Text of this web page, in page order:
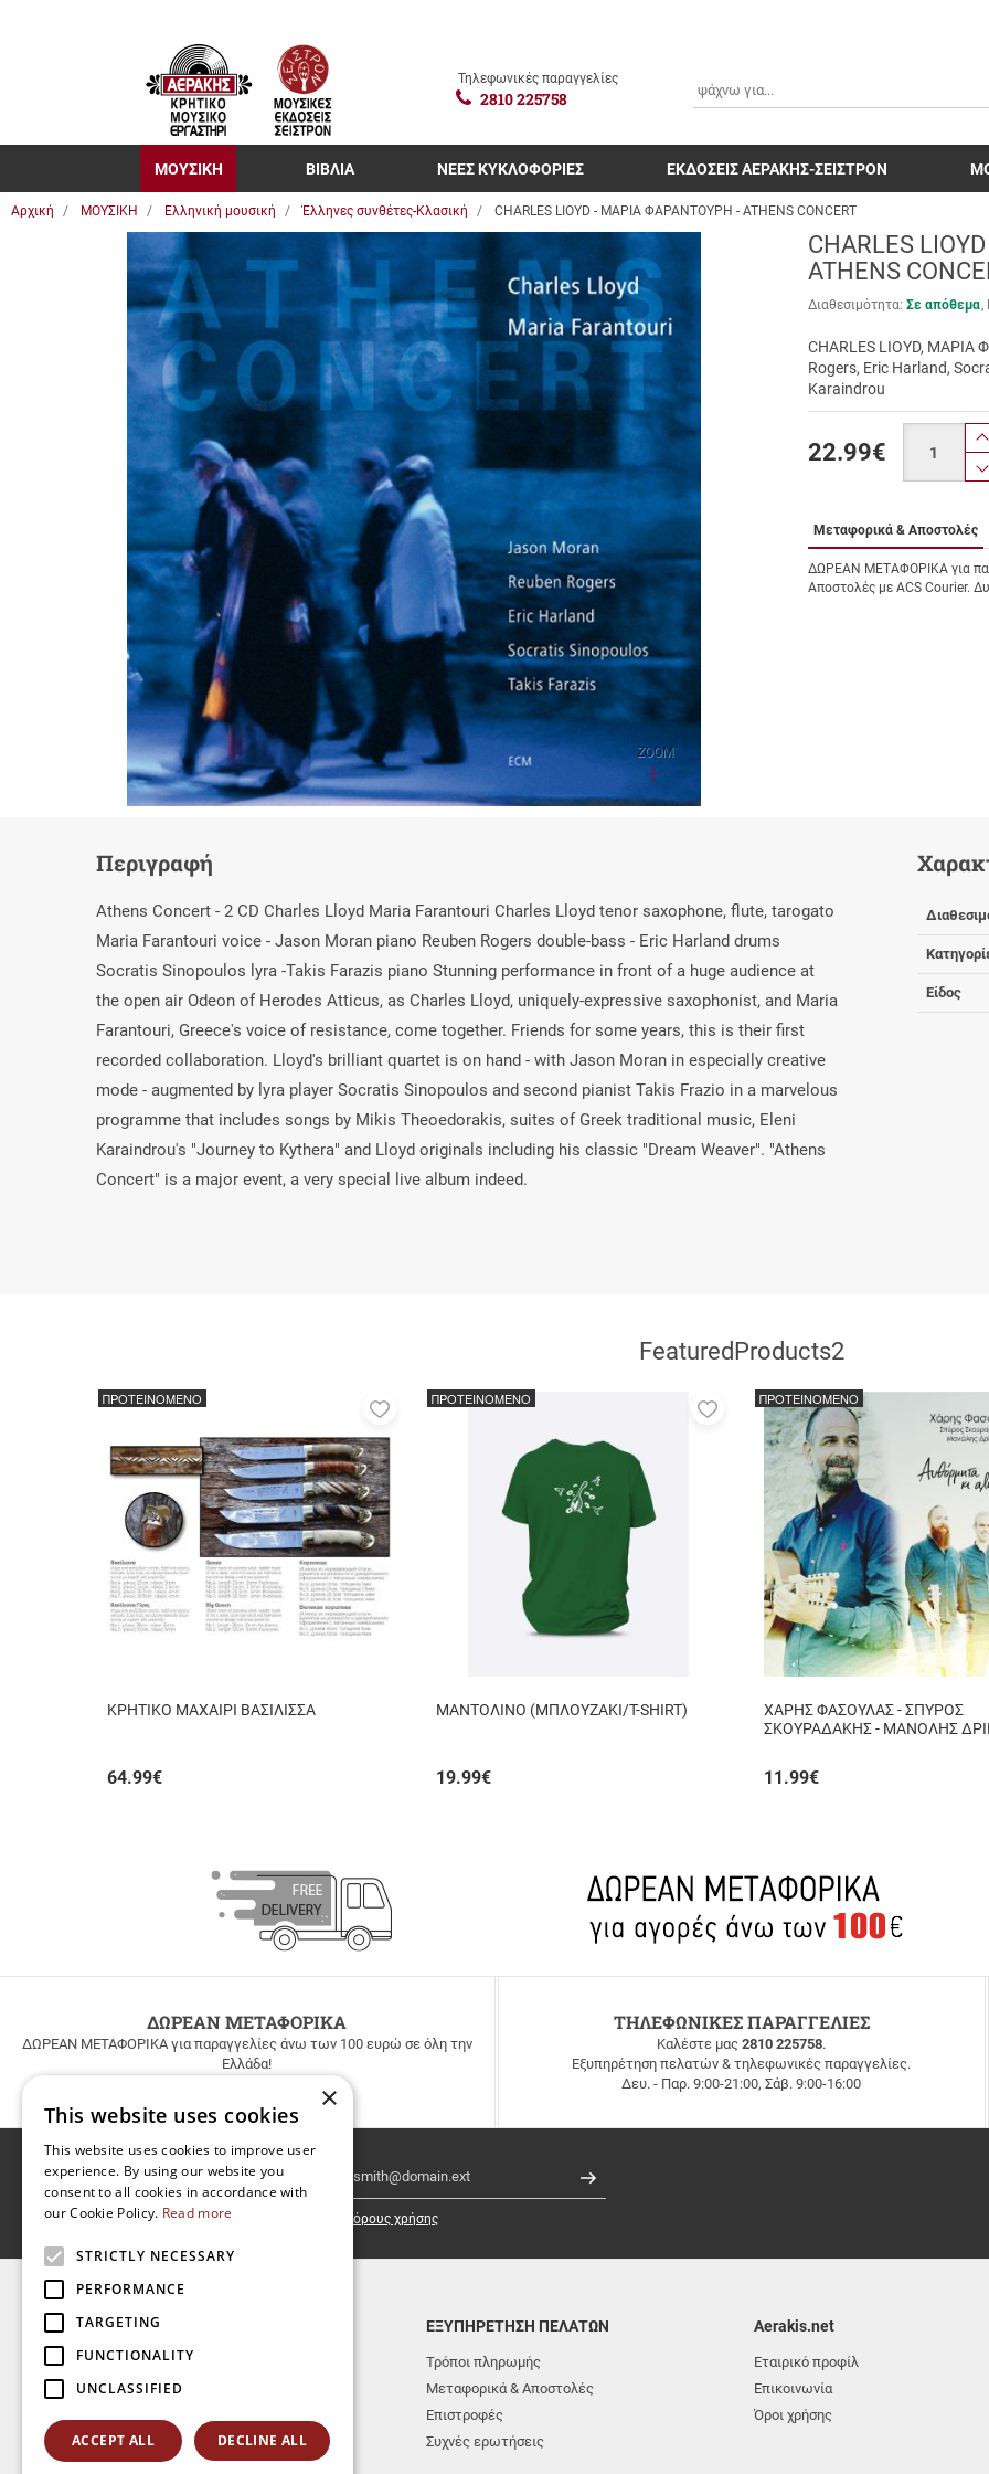
Τηλεφωνικές παραγγελίες
2810 225758
ΜΟΥΣΙΚΗ ΒΙΒΛΙΑ ΝΕΕΣ ΚΥΚΛΟΦΟΡΙΕΣ ΕΚΔΟΣΕΙΣ ΑΕΡΑΚΗΣ-ΣΕΙΣΤΡΟΝ
Αρχική ΜΟΥΣΙΚΗ Ελληνική μουσική Έλληνες συνθέτες-Κλασική CHARLES LIOYD - ΜΑΡΙΑ ΦΑΡΑΝΤΟΥΡΗ - ATHENS CONCERT
ZOOM
CHARLES
ATHENS
Διαθεσιμότητα: Σε απόθεμα
CHARLES LIOYD, ΜΑΡΙΑ
Rogers, Eric Harland,
Karaindrou
22.99€
Μεταφορικά & Αποστολές
ΔΩΡΕΑΝ ΜΕΤΑΦΟΡΙΚΑ για
Αποστολές με ACS Courier.
Περιγραφή
Athens Concert - 2 CD Charles Lloyd Maria Farantouri Charles Lloyd tenor saxophone, flute, tarogato
Maria Farantouri voice - Jason Moran piano Reuben Rogers double-bass - Eric Harland drums
Socratis Sinopoulos lyra -Takis Farazis piano Stunning performance in front of a huge audience at
the open air Odeon of Herodes Atticus, as Charles Lloyd, uniquely-expressive saxophonist, and Maria
Farantouri, Greece's voice of resistance, come together. Friends for some years, this is their first
recorded collaboration. Lloyd's brilliant quartet is on hand - with Jason Moran in especially creative
mode - augmented by lyra player Socratis Sinopoulos and second pianist Takis Frazio in a marvelous
programme that includes songs by Mikis Theoedorakis, suites of Greek traditional music, Eleni
Karaindrou's "Journey to Kythera" and Lloyd originals including his classic "Dream Weaver". "Athens
Concert" is a major event, a very special live album indeed.
Είδος
FeaturedProducts2
ΚΡΗΤΙΚΟ ΜΑΧΑΙΡΙ ΒΑΣΙΛΙΣΣΑ
64.99€
ΠΡΟΤΕΙΝΟΜΕΝΟ
Προσθήκη
αγαπημένα
μου
ΜΑΝΤΟΛΙΝΟ (ΜΠΛΟΥΖΑΚΙ/T-SHIRT)
19.99€
ΠΡΟΤΕΙΝΟΜΕΝΟ
Προσθήκη
αγαπημένα
ΧΑΡΗΣ ΦΑΣΟΥΛΑΣ - ΣΠΥΡΟΣ
ΣΚΟΥΡΑΔΑΚΗΣ - ΜΑΝΟΛΗΣ
11.99€
ΠΡΟΤΕΙΝΟΜΕΝΟ
ΔΩΡΕΑΝ ΜΕΤΑΦΟΡΙΚΑ
ΔΩΡΕΑΝ ΜΕΤΑΦΟΡΙΚΑ για παραγγελίες άνω των 100 ευρώ σε όλη την
Ελλάδα!
ΤΗΛΕΦΩΝΙΚΕΣ ΠΑΡΑΓΓΕΛΙΕΣ
Καλέστε μας2810 225758.
Εξυπηρέτηση πελατών & τηλεφωνικές παραγγελίες.
Δευ. - Παρ. 9:00-21:00, Σάβ. 9:00-16:00
Newsletter Εγγραφή
Έχω διαβάσει κι αποδέχομαι τους όρους χρήσης
TOP ΚΑΤΗΓΟΡΙΕΣ
ΝΕΕΣ ΚΥΚΛΟΦΟΡΙΕΣ
ΕΚΔΟΣΕΙΣ ΑΕΡΑΚΗΣ-ΣΕΙΣΤΡΟΝ
ΒΙΒΛΙΑ
ΕΞΥΠΗΡΕΤΗΣΗ ΠΕΛΑΤΩΝ
Τρόποι πληρωμής
Μεταφορικά & Αποστολές
Επιστροφές
Συχνές ερωτήσεις
Aerakis.net
Εταιρικό προφίλ
Επικοινωνία
Όροι χρήσης
×
This website uses cookies
This website uses cookies to improve user
experience. By using our website you
consent to all cookies in accordance with
our Cookie Policy. Read more
STRICTLY NECESSARY
PERFORMANCE
TARGETING
FUNCTIONALITY
UNCLASSIFIED
ACCEPT ALL DECLINE ALL